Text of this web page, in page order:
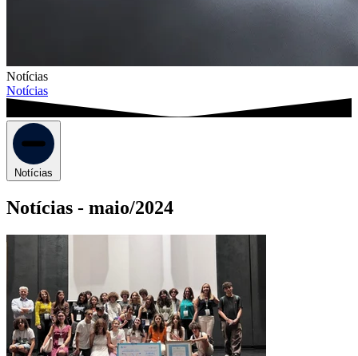
Notícias
Notícias
Notícias
Notícias - maio/2024